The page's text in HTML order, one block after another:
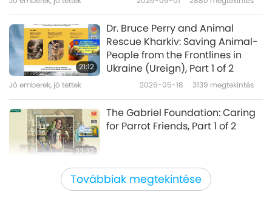
Továbbiak megtekintése
21:12
Dr. Bruce Perry and Animal
Rescue Kharkiv: Saving Animal-
People from the Frontlines in
Ukraine (Ureign), Part 1 of 2
Jó emberek, jó tettek 2026-05-18 3139 megtekintés
22:37
The Gabriel Foundation: Caring
for Parrot Friends, Part 1 of 2
Jó emberek, jó tettek 2026-05-04 3271